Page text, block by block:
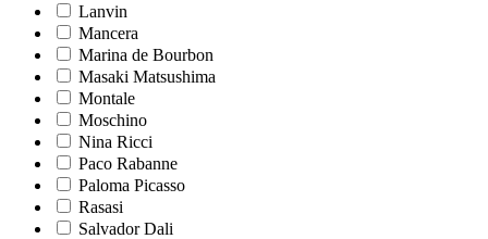
Lanvin
Mancera
Marina de Bourbon
Masaki Matsushima
Montale
Moschino
Nina Ricci
Paco Rabanne
Paloma Picasso
Rasasi
Salvador Dali